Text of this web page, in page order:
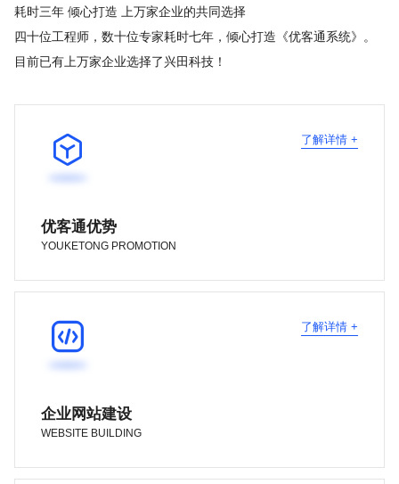
耗时三年 倾心打造 上万家企业的共同选择
四十位工程师，数十位专家耗时七年，倾心打造《优客通系统》。
目前已有上万家企业选择了兴田科技！

优客通优势
YOUKETONG PROMOTION
了解详情 +

企业网站建设
WEBSITE BUILDING
了解详情 +